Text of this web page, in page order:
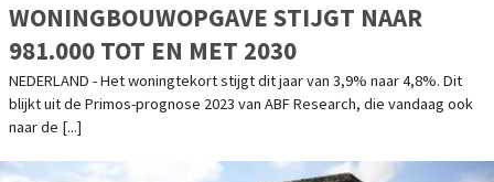
WONINGBOUWOPGAVE STIJGT NAAR
981.000 TOT EN MET 2030
NEDERLAND - Het woningtekort stijgt dit jaar van 3,9% naar 4,8%. Dit
blijkt uit de Primos-prognose 2023 van ABF Research, die vandaag ook
naar de [...]